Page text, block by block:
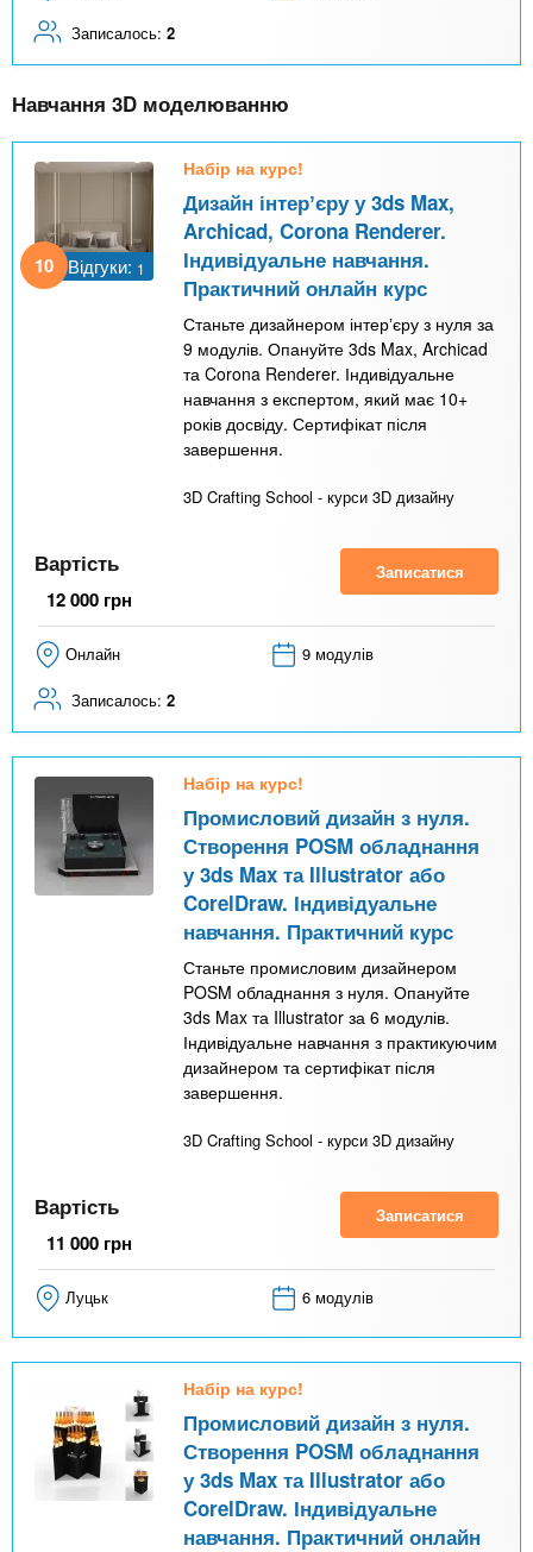
Записалось: 2
Навчання 3D моделюванню
10 Відгуки: 1
Набір на курс!
Дизайн інтерʼєру у 3ds Max,
Archicad, Corona Renderer.
Індивідуальне навчання.
Практичний онлайн курс
Станьте дизайнером інтерʼєру з нуля за
9 модулів. Опануйте 3ds Max, Archicad
та Corona Renderer. Індивідуальне
навчання з експертом, який має 10+
років досвіду. Сертифікат після
завершення.
3D Crafting School - курси 3D дизайну
Вартість
12 000 грн
Записатися
Онлайн 9 модулів
Записалось: 2
Набір на курс!
Промисловий дизайн з нуля.
Створення POSM обладнання
у 3ds Max та Illustrator або
CorelDraw. Індивідуальне
навчання. Практичний курс
Станьте промисловим дизайнером
POSM обладнання з нуля. Опануйте
3ds Max та Illustrator за 6 модулів.
Індивідуальне навчання з практикуючим
дизайнером та сертифікат після
завершення.
3D Crafting School - курси 3D дизайну
Вартість
11 000 грн
Записатися
Луцьк 6 модулів
Набір на курс!
Промисловий дизайн з нуля.
Створення POSM обладнання
у 3ds Max та Illustrator або
CorelDraw. Індивідуальне
навчання. Практичний онлайн